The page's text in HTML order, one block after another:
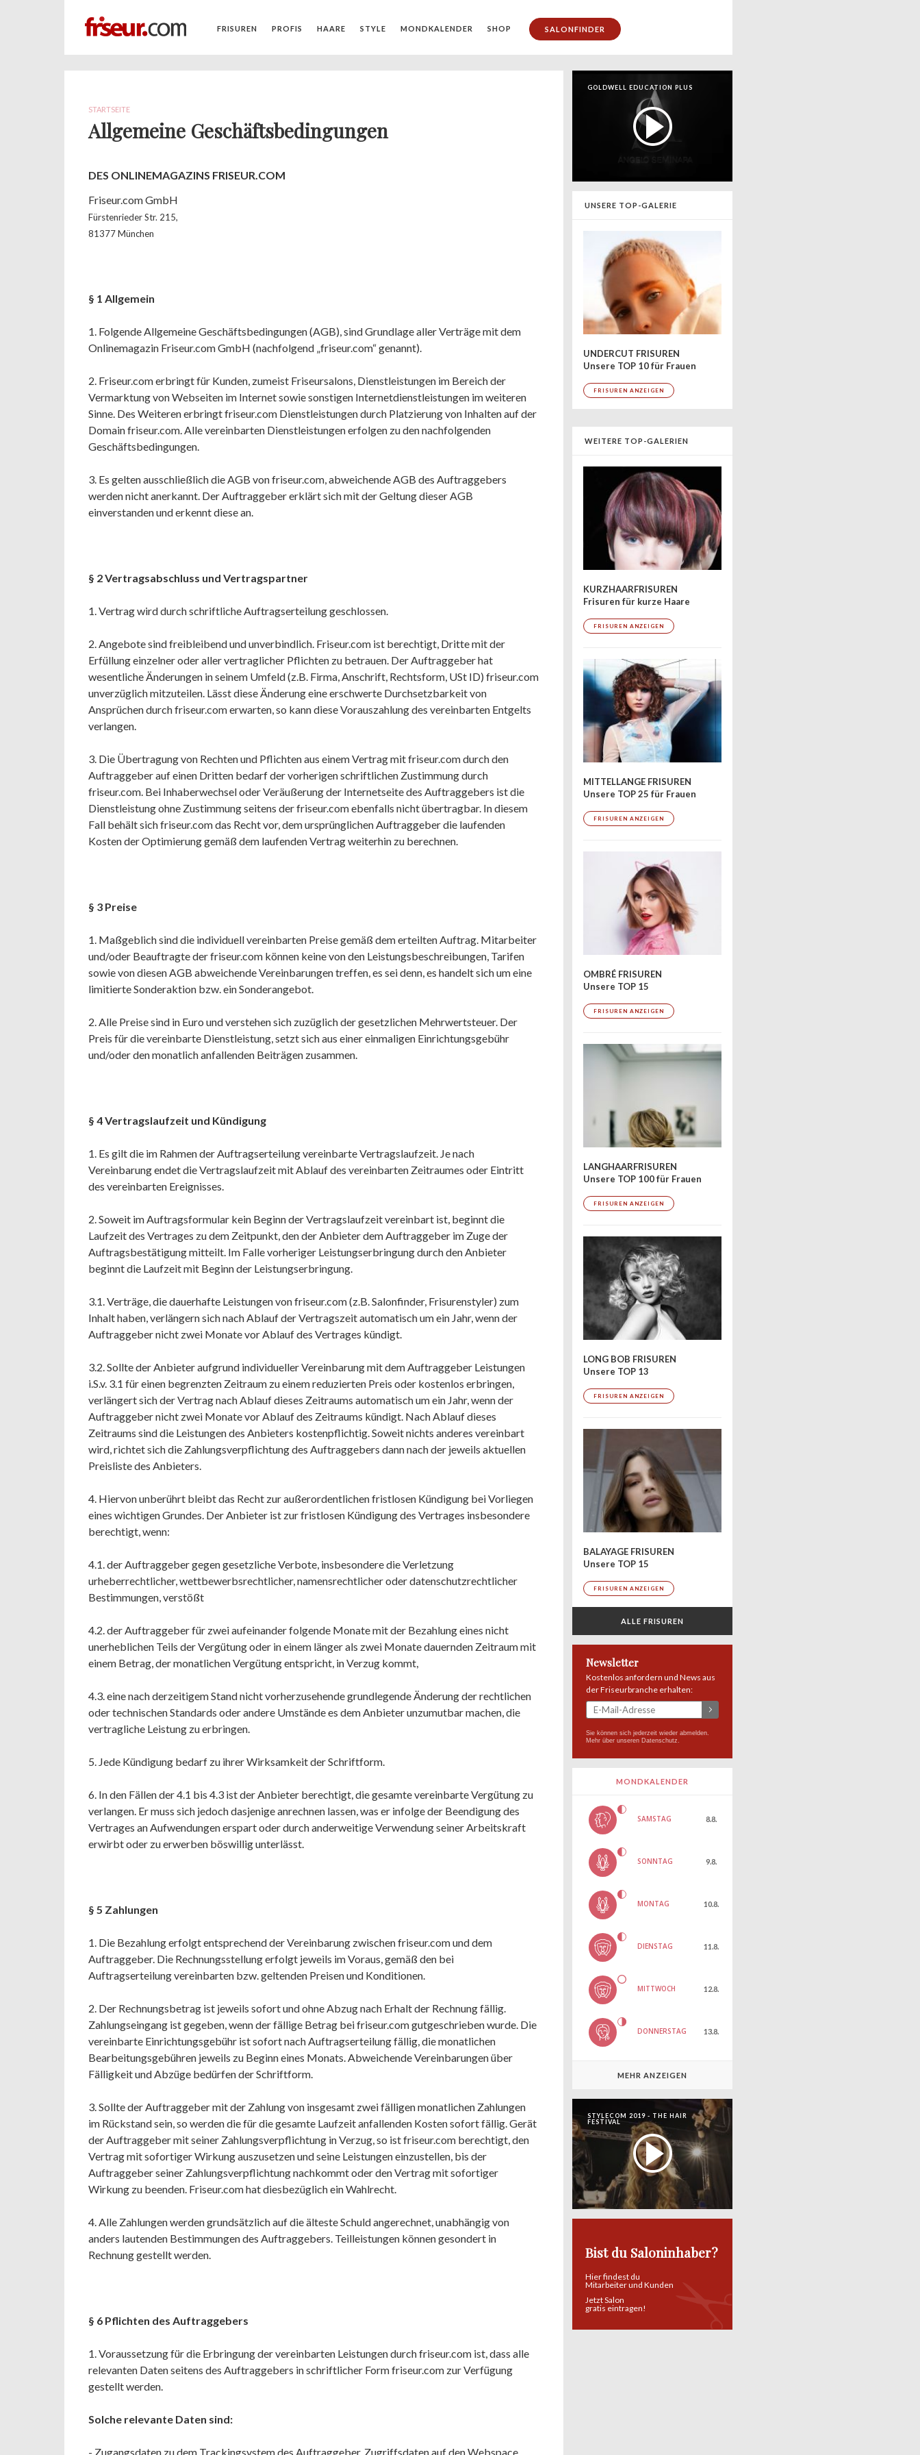
FRISUREN PROFIS HAARE STYLE MONDKALENDER SHOP SALONFINDER
STARTSEITE
Allgemeine Geschäftsbedingungen
DES ONLINEMAGAZINS FRISEUR.COM
Friseur.com GmbH
Fürstenrieder Str. 215,
81377 München
§ 1 Allgemein
1. Folgende Allgemeine Geschäftsbedingungen (AGB), sind Grundlage aller Verträge mit dem
Onlinemagazin Friseur.com GmbH (nachfolgend „friseur.com“ genannt).
2. Friseur.com erbringt für Kunden, zumeist Friseursalons, Dienstleistungen im Bereich der
Vermarktung von Webseiten im Internet sowie sonstigen Internetdienstleistungen im weiteren
Sinne. Des Weiteren erbringt friseur.com Dienstleistungen durch Platzierung von Inhalten auf der
Domain friseur.com. Alle vereinbarten Dienstleistungen erfolgen zu den nachfolgenden
Geschäftsbedingungen.
3. Es gelten ausschließlich die AGB von friseur.com, abweichende AGB des Auftraggebers
werden nicht anerkannt. Der Auftraggeber erklärt sich mit der Geltung dieser AGB
einverstanden und erkennt diese an.
§ 2 Vertragsabschluss und Vertragspartner
1. Vertrag wird durch schriftliche Auftragserteilung geschlossen.
2. Angebote sind freibleibend und unverbindlich. Friseur.com ist berechtigt, Dritte mit der
Erfüllung einzelner oder aller vertraglicher Pflichten zu betrauen. Der Auftraggeber hat
wesentliche Änderungen in seinem Umfeld (z.B. Firma, Anschrift, Rechtsform, USt ID) friseur.com
unverzüglich mitzuteilen. Lässt diese Änderung eine erschwerte Durchsetzbarkeit von
Ansprüchen durch friseur.com erwarten, so kann diese Vorauszahlung des vereinbarten Entgelts
verlangen.
3. Die Übertragung von Rechten und Pflichten aus einem Vertrag mit friseur.com durch den
Auftraggeber auf einen Dritten bedarf der vorherigen schriftlichen Zustimmung durch
friseur.com. Bei Inhaberwechsel oder Veräußerung der Internetseite des Auftraggebers ist die
Dienstleistung ohne Zustimmung seitens der friseur.com ebenfalls nicht übertragbar. In diesem
Fall behält sich friseur.com das Recht vor, dem ursprünglichen Auftraggeber die laufenden
Kosten der Optimierung gemäß dem laufenden Vertrag weiterhin zu berechnen.
§ 3 Preise
1. Maßgeblich sind die individuell vereinbarten Preise gemäß dem erteilten Auftrag. Mitarbeiter
und/oder Beauftragte der friseur.com können keine von den Leistungsbeschreibungen, Tarifen
sowie von diesen AGB abweichende Vereinbarungen treffen, es sei denn, es handelt sich um eine
limitierte Sonderaktion bzw. ein Sonderangebot.
2. Alle Preise sind in Euro und verstehen sich zuzüglich der gesetzlichen Mehrwertsteuer. Der
Preis für die vereinbarte Dienstleistung, setzt sich aus einer einmaligen Einrichtungsgebühr
und/oder den monatlich anfallenden Beiträgen zusammen.
§ 4 Vertragslaufzeit und Kündigung
1. Es gilt die im Rahmen der Auftragserteilung vereinbarte Vertragslaufzeit. Je nach
Vereinbarung endet die Vertragslaufzeit mit Ablauf des vereinbarten Zeitraumes oder Eintritt
des vereinbarten Ereignisses.
2. Soweit im Auftragsformular kein Beginn der Vertragslaufzeit vereinbart ist, beginnt die
Laufzeit des Vertrages zu dem Zeitpunkt, den der Anbieter dem Auftraggeber im Zuge der
Auftragsbestätigung mitteilt. Im Falle vorheriger Leistungserbringung durch den Anbieter
beginnt die Laufzeit mit Beginn der Leistungserbringung.
3.1. Verträge, die dauerhafte Leistungen von friseur.com (z.B. Salonfinder, Frisurenstyler) zum
Inhalt haben, verlängern sich nach Ablauf der Vertragszeit automatisch um ein Jahr, wenn der
Auftraggeber nicht zwei Monate vor Ablauf des Vertrages kündigt.
3.2. Sollte der Anbieter aufgrund individueller Vereinbarung mit dem Auftraggeber Leistungen
i.S.v. 3.1 für einen begrenzten Zeitraum zu einem reduzierten Preis oder kostenlos erbringen,
verlängert sich der Vertrag nach Ablauf dieses Zeitraums automatisch um ein Jahr, wenn der
Auftraggeber nicht zwei Monate vor Ablauf des Zeitraums kündigt. Nach Ablauf dieses
Zeitraums sind die Leistungen des Anbieters kostenpflichtig. Soweit nichts anderes vereinbart
wird, richtet sich die Zahlungsverpflichtung des Auftraggebers dann nach der jeweils aktuellen
Preisliste des Anbieters.
4. Hiervon unberührt bleibt das Recht zur außerordentlichen fristlosen Kündigung bei Vorliegen
eines wichtigen Grundes. Der Anbieter ist zur fristlosen Kündigung des Vertrages insbesondere
berechtigt, wenn:
4.1. der Auftraggeber gegen gesetzliche Verbote, insbesondere die Verletzung
urheberrechtlicher, wettbewerbsrechtlicher, namensrechtlicher oder datenschutzrechtlicher
Bestimmungen, verstößt
4.2. der Auftraggeber für zwei aufeinander folgende Monate mit der Bezahlung eines nicht
unerheblichen Teils der Vergütung oder in einem länger als zwei Monate dauernden Zeitraum mit
einem Betrag, der monatlichen Vergütung entspricht, in Verzug kommt,
4.3. eine nach derzeitigem Stand nicht vorherzusehende grundlegende Änderung der rechtlichen
oder technischen Standards oder andere Umstände es dem Anbieter unzumutbar machen, die
vertragliche Leistung zu erbringen.
5. Jede Kündigung bedarf zu ihrer Wirksamkeit der Schriftform.
6. In den Fällen der 4.1 bis 4.3 ist der Anbieter berechtigt, die gesamte vereinbarte Vergütung zu
verlangen. Er muss sich jedoch dasjenige anrechnen lassen, was er infolge der Beendigung des
Vertrages an Aufwendungen erspart oder durch anderweitige Verwendung seiner Arbeitskraft
erwirbt oder zu erwerben böswillig unterlässt.
§ 5 Zahlungen
1. Die Bezahlung erfolgt entsprechend der Vereinbarung zwischen friseur.com und dem
Auftraggeber. Die Rechnungsstellung erfolgt jeweils im Voraus, gemäß den bei
Auftragserteilung vereinbarten bzw. geltenden Preisen und Konditionen.
2. Der Rechnungsbetrag ist jeweils sofort und ohne Abzug nach Erhalt der Rechnung fällig.
Zahlungseingang ist gegeben, wenn der fällige Betrag bei friseur.com gutgeschrieben wurde. Die
vereinbarte Einrichtungsgebühr ist sofort nach Auftragserteilung fällig, die monatlichen
Bearbeitungsgebühren jeweils zu Beginn eines Monats. Abweichende Vereinbarungen über
Fälligkeit und Abzüge bedürfen der Schriftform.
3. Sollte der Auftraggeber mit der Zahlung von insgesamt zwei fälligen monatlichen Zahlungen
im Rückstand sein, so werden die für die gesamte Laufzeit anfallenden Kosten sofort fällig. Gerät
der Auftraggeber mit seiner Zahlungsverpflichtung in Verzug, so ist friseur.com berechtigt, den
Vertrag mit sofortiger Wirkung auszusetzen und seine Leistungen einzustellen, bis der
Auftraggeber seiner Zahlungsverpflichtung nachkommt oder den Vertrag mit sofortiger
Wirkung zu beenden. Friseur.com hat diesbezüglich ein Wahlrecht.
4. Alle Zahlungen werden grundsätzlich auf die älteste Schuld angerechnet, unabhängig von
anders lautenden Bestimmungen des Auftraggebers. Teilleistungen können gesondert in
Rechnung gestellt werden.
§ 6 Pflichten des Auftraggebers
1. Voraussetzung für die Erbringung der vereinbarten Leistungen durch friseur.com ist, dass alle
relevanten Daten seitens des Auftraggebers in schriftlicher Form friseur.com zur Verfügung
gestellt werden.
Solche relevante Daten sind:
- Zugangsdaten zu dem Trackingsystem des Auftraggeber, Zugriffsdaten auf den Webspace
GOLDWELL EDUCATION PLUS
UNSERE TOP-GALERIE
UNDERCUT FRISUREN
Unsere TOP 10 für Frauen
FRISUREN ANZEIGEN
WEITERE TOP-GALERIEN
KURZHAARFRISUREN
Frisuren für kurze Haare
FRISUREN ANZEIGEN
MITTELLANGE FRISUREN
Unsere TOP 25 für Frauen
FRISUREN ANZEIGEN
OMBRÉ FRISUREN
Unsere TOP 15
FRISUREN ANZEIGEN
LANGHAARFRISUREN
Unsere TOP 100 für Frauen
FRISUREN ANZEIGEN
LONG BOB FRISUREN
Unsere TOP 13
FRISUREN ANZEIGEN
BALAYAGE FRISUREN
Unsere TOP 15
FRISUREN ANZEIGEN
ALLE FRISUREN
Newsletter
Kostenlos anfordern und News aus
der Friseurbranche erhalten:
Sie können sich jederzeit wieder abmelden.
Mehr über unseren Datenschutz.
MONDKALENDER
SAMSTAG 8.8.
SONNTAG 9.8.
MONTAG 10.8.
DIENSTAG 11.8.
MITTWOCH 12.8.
DONNERSTAG 13.8.
MEHR ANZEIGEN
STYLECOM 2019 - THE HAIR
FESTIVAL
Bist du Saloninhaber?
Hier findest du
Mitarbeiter und Kunden
Jetzt Salon
gratis eintragen!